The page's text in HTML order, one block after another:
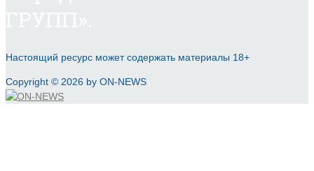
Настоящий ресурс может содержать материалы 18+
Copyright © 2026 by ON-NEWS